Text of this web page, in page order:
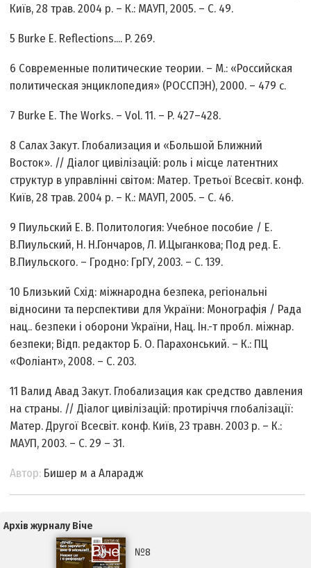
Київ, 28 трав. 2004 р. – К.: МАУП, 2005. – С. 49.
5 Burke E. Reflections.... P. 269.
6 Современные политические теории. – М.: «Российская
политическая энциклопедия» (РОССПЭН), 2000. – 479 с.
7 Burke E. The Works. – Vol. 11. – P. 427–428.
8 Салах Закут. Глобализация и «Большой Ближний
Восток». // Діалог цивілізацій: роль і місце латентних
структур в управлінні світом: Матер. Третьої Всесвіт. конф.
Київ, 28 трав. 2004 р. – К.: МАУП, 2005. – С. 46.
9 Пиульский Е. В. Политология: Учебное пособие / Е.
В.Пиульский, Н. Н.Гончаров, Л. И.Цыганкова; Под ред. Е.
В.Пиульского. – Гродно: ГрГУ, 2003. – С. 139.
10 Близький Схід: міжнародна безпека, регіональні
відносини та перспективи для України: Монографія / Рада
нац.. безпеки і оборони України, Нац. Ін.-т пробл. міжнар.
безпеки; Відп. редактор Б. О. Парахонський. – К.: ПЦ
«Фоліант», 2008. – С. 203.
11 Валид Авад Закут. Глобализация как средство давления
на страны. // Діалог цивілізацій: протиріччя глобалізації:
Матер. Другої Всесвіт. конф. Київ, 23 травн. 2003 р. – К.:
МАУП, 2003. – С. 29 – 31.
Автор: Бишер м а Аларадж
Архів журналу Віче
№8